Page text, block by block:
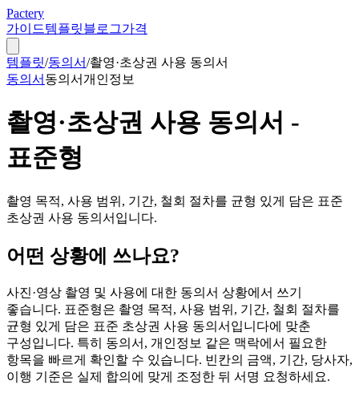
Pactery
가이드템플릿블로그가격
템플릿/동의서/촬영·초상권 사용 동의서
동의서 동의서개인정보
촬영·초상권 사용 동의서 -
표준형
촬영 목적, 사용 범위, 기간, 철회 절차를 균형 있게 담은 표준
초상권 사용 동의서입니다.
어떤 상황에 쓰나요?
사진·영상 촬영 및 사용에 대한 동의서 상황에서 쓰기
좋습니다. 표준형은 촬영 목적, 사용 범위, 기간, 철회 절차를
균형 있게 담은 표준 초상권 사용 동의서입니다에 맞춘
구성입니다. 특히 동의서, 개인정보 같은 맥락에서 필요한
항목을 빠르게 확인할 수 있습니다. 빈칸의 금액, 기간, 당사자,
이행 기준은 실제 합의에 맞게 조정한 뒤 서명 요청하세요.